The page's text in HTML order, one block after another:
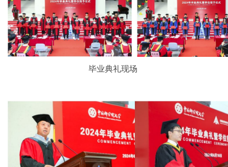
毕业典礼现场